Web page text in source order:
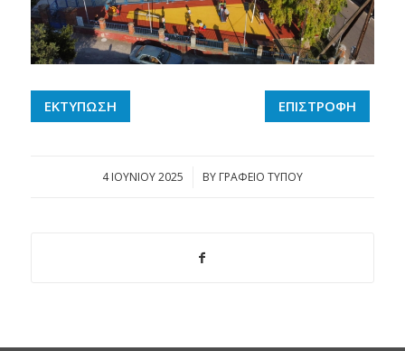
ΕΚΤΥΠΩΣΗ ΕΠΙΣΤΡΟΦΗ
4 ΙΟΥΝΊΟΥ 2025
/ BY ΓΡΑΦΕΙΟ ΤΥΠΟΥ